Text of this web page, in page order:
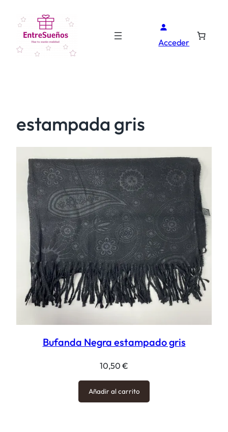
Acceder
estampada gris
Bufanda Negra estampado gris
10,50 €
Añadir al carrito